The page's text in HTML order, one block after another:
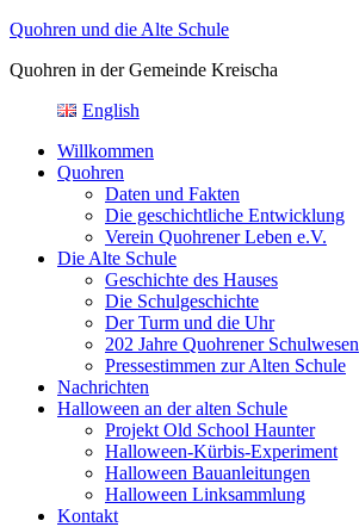
Zum
springen
Quohren und die Alte Schule
Quohren in der Gemeinde Kreischa
English
Willkommen
Quohren
Daten und Fakten
Die geschichtliche Entwicklung
Verein Quohrener Leben e.V.
Die Alte Schule
Geschichte des Hauses
Die Schulgeschichte
Der Turm und die Uhr
202 Jahre Quohrener Schulwesen
Pressestimmen zur Alten Schule
Nachrichten
Halloween an der alten Schule
Projekt Old School Haunter
Halloween-Kürbis-Experiment
Halloween Bauanleitungen
Halloween Linksammlung
Kontakt